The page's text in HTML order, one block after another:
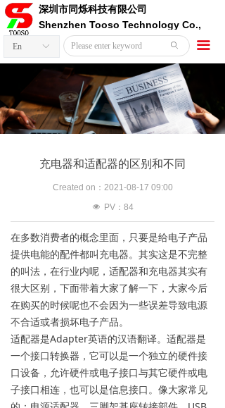
끀
深圳市同烁科技有限公司
Shenzhen Tooso Technology Co.,
ꄙ
ꀅ
En
在多数消费者的概念里面，只要是给电子产品
提供电能的配件都叫充电器。其实这是不完整
的叫法，在行业内呢，适配器和充电器其实有
很大区别，下面带着大家了解一下，大家今后
在购买的时候呢也不会因为一些误差导致电源
不合适或者损坏电子产品。
适配器是Adapter英语的汉语翻译。适配器是
一个接口转换器，它可以是一个独立的硬件接
口设备，允许硬件或电子接口与其它硬件或电
子接口相连，也可以是信息接口。像大家常见
充电器和适配器的区别和不同
Created on： 2021-08-17 09:00
넶 PV： 84